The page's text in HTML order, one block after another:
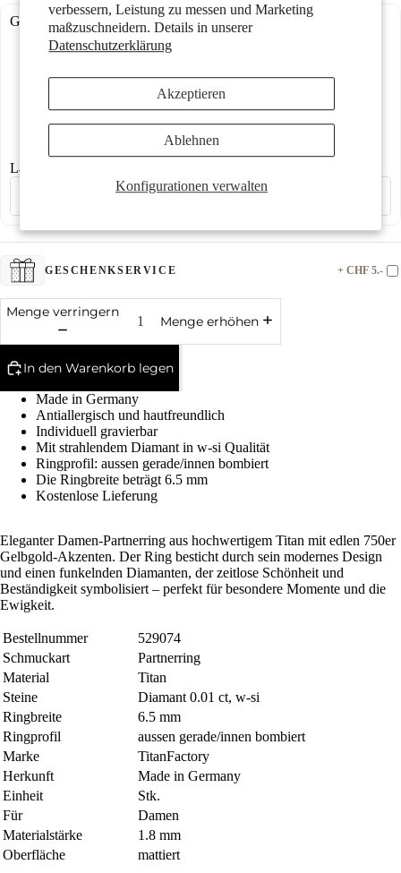
verbessern, Leistung zu messen und Marketing
maßzuschneidern. Details in unserer
Datenschutzerklärung
Konfigurationen verwalten
Akzeptieren
Ablehnen
Gravurmöglichkeiten:
€0,00
Lasergravur
GESCHENKSERVICE + CHF 5.-
Menge verringern
Menge erhöhen
In den Warenkorb legen
Made in Germany
Antiallergisch und hautfreundlich
Individuell gravierbar
Mit strahlendem Diamant in w-si Qualität
Ringprofil: aussen gerade/innen bombiert
Die Ringbreite beträgt 6.5 mm
Kostenlose Lieferung
Eleganter Damen-Partnerring aus hochwertigem Titan mit edlen 750er
Gelbgold-Akzenten. Der Ring besticht durch sein modernes Design
und einen funkelnden Diamanten, der zeitlose Schönheit und
Beständigkeit symbolisiert – perfekt für besondere Momente und die
Ewigkeit.
Bestellnummer
529074
Schmuckart
Partnerring
Material
Titan
Steine
Diamant 0.01 ct, w-si
Ringbreite
6.5 mm
Ringprofil
aussen gerade/innen bombiert
Marke
TitanFactory
Herkunft
Made in Germany
Einheit
Stk.
Für
Damen
Materialstärke
1.8 mm
Oberfläche
mattiert